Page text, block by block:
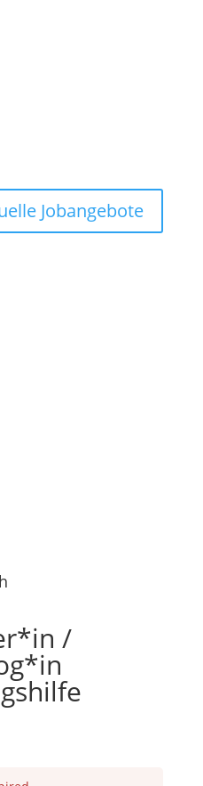
Jobangebote
/